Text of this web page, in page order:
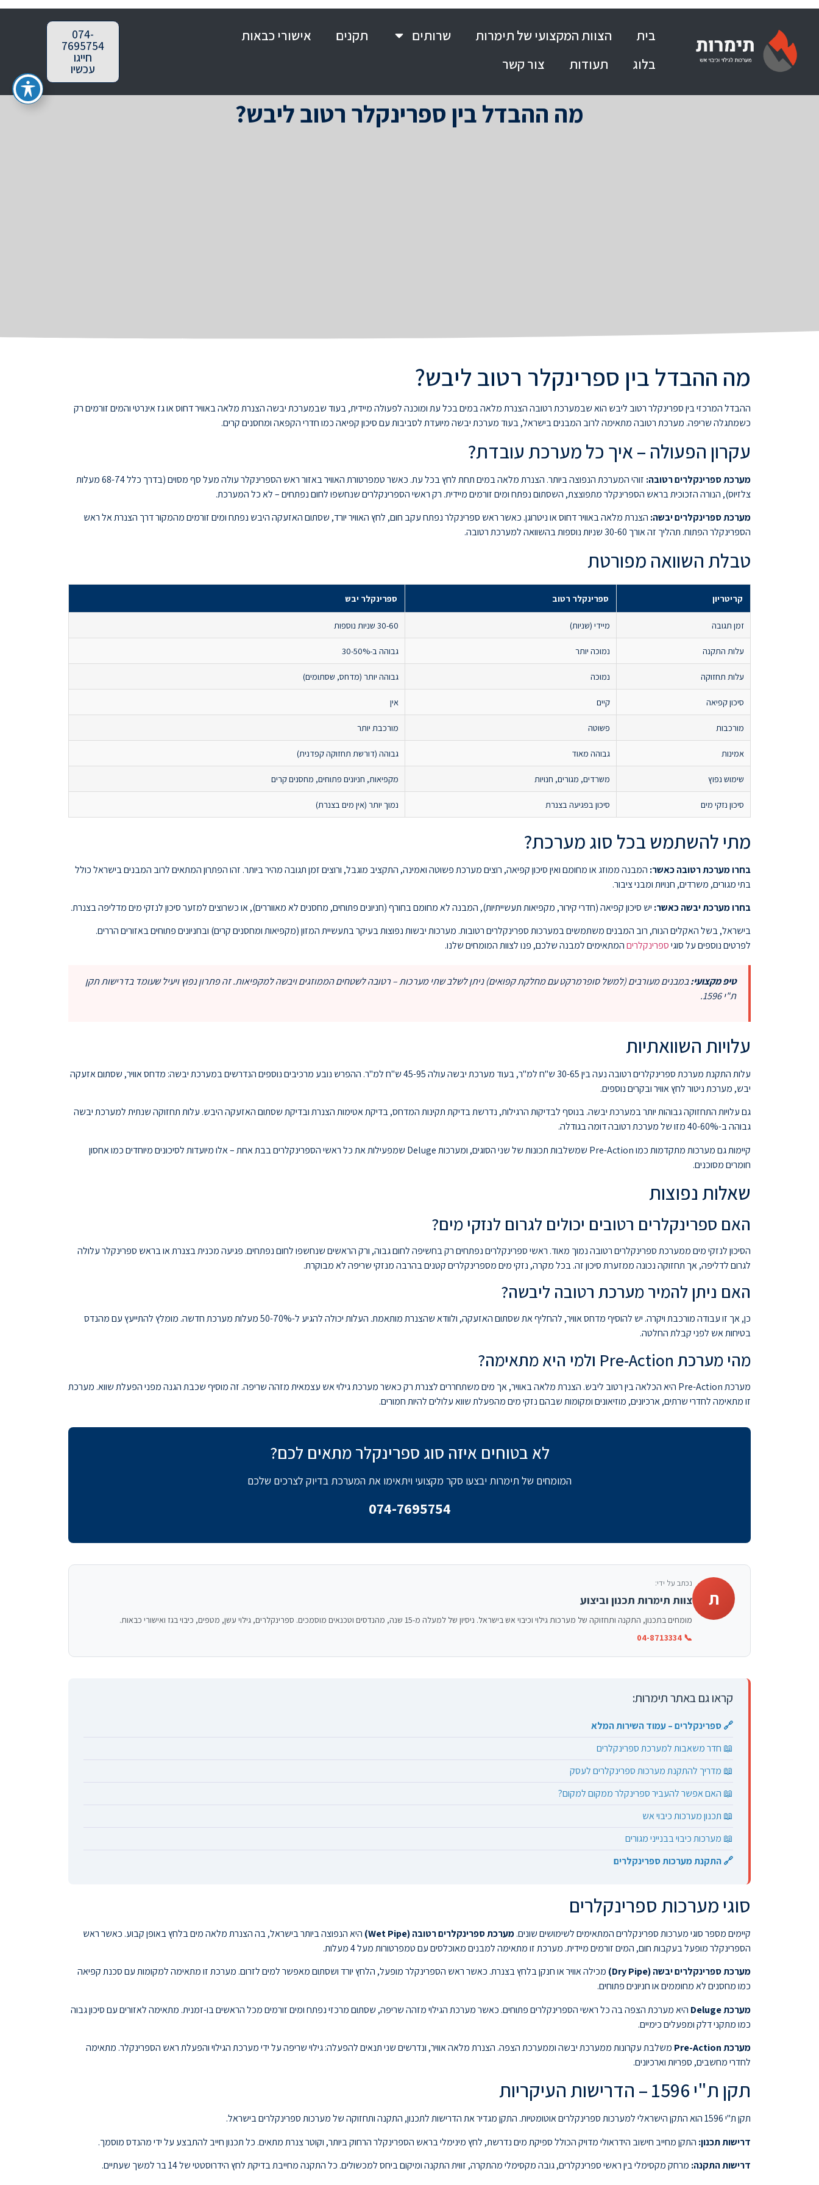
בית הצוות המקצועי של תימרות שרותים תקנים
אישורי כבאות
בלוג
תעודות צור קשר
074-
7695754
חייגו
עכשיו
מה ההבדל בין ספרינקלר רטוב ליבש?
מה ההבדל בין ספרינקלר רטוב ליבש?
ההבדל המרכזי בין ספרינקלר רטוב ליבש הוא שבמערכת רטובה הצנרת מלאה במים בכל עת ומוכנה לפעולה מיידית, בעוד שבמערכת יבשה הצנרת מלאה באוויר דחוס או גז אינרטי והמים זורמים רק
כשמתגלה שריפה. מערכת רטובה מתאימה לרוב המבנים בישראל, בעוד מערכת יבשה מיועדת לסביבות עם סיכון קפיאה כמו חדרי הקפאה ומחסנים קרים.
עקרון הפעולה – איך כל מערכת עובדת?
מערכת ספרינקלרים רטובה:
זוהי המערכת הנפוצה ביותר. הצנרת מלאה במים תחת לחץ בכל עת. כאשר טמפרטורת האוויר באזור ראש הספרינקלר עולה מעל סף מסוים (בדרך כלל 68-74 מעלות
צלזיוס), הנורה הזכוכית בראש הספרינקלר מתפוצצת, השסתום נפתח ומים זורמים מיידית. רק ראשי הספרינקלרים שנחשפו לחום נפתחים – לא כל המערכת.
מערכת ספרינקלרים יבשה: הצנרת מלאה באוויר דחוס או ניטרוגן. כאשר ראש ספרינקלר נפתח עקב חום, לחץ האוויר יורד, שסתום האזעקה היבש נפתח ומים זורמים מהמקור דרך הצנרת אל ראש
הספרינקלר הפתוח. תהליך זה אורך 30-60 שניות נוספות בהשוואה למערכת רטובה.
טבלת השוואה מפורטת
קריטריון ספרינקלר רטוב ספרינקלר יבש
זמן תגובה מיידי (שניות) 30-60 שניות נוספות
עלות התקנה נמוכה יותר גבוהה ב-30-50%
עלות תחזוקה נמוכה גבוהה יותר (מדחס, שסתומים)
סיכון קפיאה קיים אין
מורכבות פשוטה מורכבת יותר
אמינות גבוהה מאוד גבוהה (דורשת תחזוקה קפדנית)
שימוש נפוץ משרדים, מגורים, חנויות מקפיאות, חניונים פתוחים, מחסנים קרים
סיכון נזקי מים סיכון בפגיעה בצנרת נמוך יותר (אין מים בצנרת)
מתי להשתמש בכל סוג מערכת?
בחרו מערכת רטובה כאשר: המבנה ממוזג או מחומם ואין סיכון קפיאה, רוצים מערכת פשוטה ואמינה, התקציב מוגבל, ורוצים זמן תגובה מהיר ביותר. זהו הפתרון המתאים לרוב המבנים בישראל כולל
בתי מגורים, משרדים, חנויות ומבני ציבור.
בחרו מערכת יבשה כאשר: יש סיכון קפיאה (חדרי קירור, מקפיאות תעשייתיות), המבנה לא מחומם בחורף (חניונים פתוחים, מחסנים לא מאווררים), או כשרוצים למזער סיכון לנזקי מים מדליפה בצנרת.
בישראל, בשל האקלים הנוח, רוב המבנים משתמשים במערכות ספרינקלרים רטובות. מערכות יבשות נפוצות בעיקר בתעשיית המזון (מקפיאות ומחסנים קרים) ובחניונים פתוחים באזורים הררים.
לפרטים נוספים על סוגיספרינקלריםהמתאימים למבנה שלכם, פנו לצוות המומחים שלנו.
טיפ מקצועי:במבנים מעורבים (למשל סופרמרקט עם מחלקת קפואים) ניתן לשלב שתי מערכות – רטובה לשטחים הממוזגים ויבשה למקפיאות. זה פתרון נפוץ ויעיל שעומד בדרישות תקן
ת"י 1596.
עלויות השוואתיות
עלות התקנת מערכת ספרינקלרים רטובה נעה בין 30-65 ש"ח למ"ר, בעוד מערכת יבשה עולה 45-95 ש"ח למ"ר. ההפרש נובע מרכיבים נוספים הנדרשים במערכת יבשה: מדחס אוויר, שסתום אזעקה
יבש, מערכת ניטור לחץ אוויר ובקרים נוספים.
גם עלויות התחזוקה גבוהות יותר במערכת יבשה. בנוסף לבדיקות הרגילות, נדרשת בדיקת תקינות המדחס, בדיקת אטימות הצנרת ובדיקת שסתום האזעקה היבש. עלות תחזוקה שנתית למערכת יבשה
גבוהה ב-40-60% מזו של מערכת רטובה דומה בגודלה.
קיימות גם מערכות מתקדמות כמו Pre-Action שמשלבות תכונות של שני הסוגים, ומערכות Deluge שמפעילות את כל ראשי הספרינקלרים בבת אחת – אלו מיועדות לסיכונים מיוחדים כמו אחסון
חומרים מסוכנים.
שאלות נפוצות
האם ספרינקלרים רטובים יכולים לגרום לנזקי מים?
הסיכון לנזקי מים ממערכת ספרינקלרים רטובה נמוך מאוד. ראשי ספרינקלרים נפתחים רק בחשיפה לחום גבוה, ורק הראשים שנחשפו לחום נפתחים. פגיעה מכנית בצנרת או בראש ספרינקלר עלולה
לגרום לדליפה, אך תחזוקה נכונה ממזערת סיכון זה. בכל מקרה, נזקי מים מספרינקלרים קטנים בהרבה מנזקי שריפה לא מבוקרת.
האם ניתן להמיר מערכת רטובה ליבשה?
כן, אך זו עבודה מורכבת ויקרה. יש להוסיף מדחס אוויר, להחליף את שסתום האזעקה, ולוודא שהצנרת מותאמת. העלות יכולה להגיע ל-50-70% מעלות מערכת חדשה. מומלץ להתייעץ עם מהנדס
בטיחות אש לפני קבלת החלטה.
מהי מערכת Pre-Action ולמי היא מתאימה?
מערכת Pre-Action היא הכלאה בין רטוב ליבש. הצנרת מלאה באוויר, אך מים משתחררים לצנרת רק כאשר מערכת גילוי אש עצמאית מזהה שריפה. זה מוסיף שכבת הגנה מפני הפעלת שווא. מערכת
זו מתאימה לחדרי שרתים, ארכיונים, מוזיאונים ומקומות שבהם נזקי מים מהפעלת שווא עלולים להיות חמורים.
לא בטוחים איזה סוג ספרינקלר מתאים לכם?
המומחים של תימרות יבצעו סקר מקצועי ויתאימו את המערכת בדיוק לצרכים שלכם
074-7695754
ת
נכתב על ידי:
צוות תימרות תכנון וביצוע
מומחים בתכנון, התקנה ותחזוקה של מערכות גילוי וכיבוי אש בישראל. ניסיון של למעלה מ-15 שנה, מהנדסים וטכנאים מוסמכים. ספרינקלרים, גילוי עשן, מטפים, כיבוי בגז ואישורי כבאות.
📞 04-8713334
קראו גם באתר תימרות:
🔗 ספרינקלרים – עמוד השירות המלא
📖 חדר משאבות למערכת ספרינקלרים
📖 מדריך להתקנת מערכות ספרינקלרים לעסק
📖 האם אפשר להעביר ספרינקלר ממקום למקום?
📖 תכנון מערכות כיבוי אש
📖 מערכות כיבוי בבנייני מגורים
🔗 התקנת מערכות ספרינקלרים
סוגי מערכות ספרינקלרים
קיימים מספר סוגי מערכות ספרינקלרים המתאימים לשימושים שונים.מערכת ספרינקלרים רטובה (Wet Pipe)
היא הנפוצה ביותר בישראל, בה הצנרת מלאה מים בלחץ באופן קבוע. כאשר ראש
הספרינקלר מופעל בעקבות חום, המים זורמים מיידית. מערכת זו מתאימה למבנים מאוכלסים עם טמפרטורות מעל 4 מעלות.
מערכת ספרינקלרים יבשה (Dry Pipe)
מכילה אוויר או חנקן בלחץ בצנרת. כאשר ראש הספרינקלר מופעל, הלחץ יורד ושסתום מאפשר למים לזרום. מערכת זו מתאימה למקומות עם סכנת קפיאה
כמו מחסנים לא מחוממים או חניונים פתוחים.
מערכת Deluge
היא מערכת הצפה בה כל ראשי הספרינקלרים פתוחים. כאשר מערכת הגילוי מזהה שריפה, שסתום מרכזי נפתח ומים זורמים מכל הראשים בו-זמנית. מתאימה לאזורים עם סיכון גבוה
כמו מתקני דלק ומפעלים כימיים.
מערכת Pre-Action
משלבת עקרונות ממערכת יבשה וממערכת הצפה. הצנרת מלאה אוויר, ונדרשים שני תנאים להפעלה: גילוי שריפה על ידי מערכת הגילוי והפעלת ראש הספרינקלר. מתאימה
לחדרי מחשבים, ספריות וארכיונים.
תקן ת"י 1596 – הדרישות העיקריות
תקן ת"י 1596 הוא התקן הישראלי למערכות ספרינקלרים אוטומטיות. התקן מגדיר את הדרישות לתכנון, התקנה ותחזוקה של מערכות ספרינקלרים בישראל.
דרישות תכנון: התקן מחייב חישוב הידראולי מדויק הכולל ספיקת מים נדרשת, לחץ מינימלי בראש הספרינקלר הרחוק ביותר, וקוטר צנרת מתאים. כל תכנון חייב להתבצע על ידי מהנדס מוסמך.
דרישות התקנה: מרחק מקסימלי בין ראשי ספרינקלרים, גובה מקסימלי מהתקרה, זווית התקנה ומיקום ביחס למכשולים. כל התקנה מחייבת בדיקת לחץ הידרוסטטי של 14 בר למשך שעתיים.